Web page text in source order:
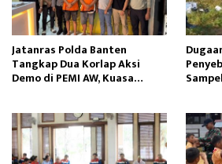
Jatanras Polda Banten
Tangkap Dua Korlap Aksi
Demo di PEMI AW, Kuasa